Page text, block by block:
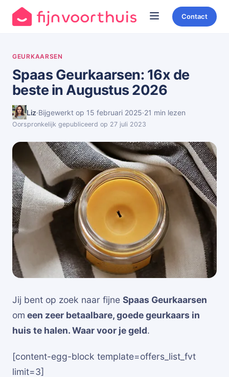
Contact
GEURKAARSEN
Spaas Geurkaarsen: 16x de
beste in Augustus 2026
Liz·Bijgewerkt op 15 februari 2025·21 min lezen
Oorspronkelijk gepubliceerd op 27 juli 2023
Jij bent op zoek naar fijne Spaas Geurkaarsen
om een zeer betaalbare, goede geurkaars in
huis te halen. Waar voor je geld.
[content-egg-block template=offers_list_fvt
limit=3]